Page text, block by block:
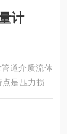
计
道介质流体
是压力损失
不受流体密
力式传感器,